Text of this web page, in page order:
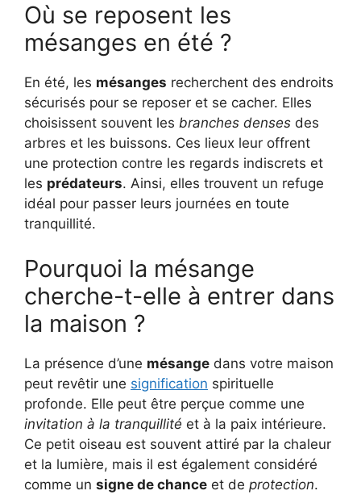
Où se reposent les
mésanges en été ?
En été, les mésanges recherchent des endroits
sécurisés pour se reposer et se cacher. Elles
choisissent souvent les branches denses des
arbres et les buissons. Ces lieux leur offrent
une protection contre les regards indiscrets et
les prédateurs. Ainsi, elles trouvent un refuge
idéal pour passer leurs journées en toute
tranquillité.
Pourquoi la mésange
cherche-t-elle à entrer dans
la maison ?
La présence d’une mésange dans votre maison
peut revêtir une signification spirituelle
profonde. Elle peut être perçue comme une
invitation à la tranquillité et à la paix intérieure.
Ce petit oiseau est souvent attiré par la chaleur
et la lumière, mais il est également considéré
comme un signe de chance et de protection.